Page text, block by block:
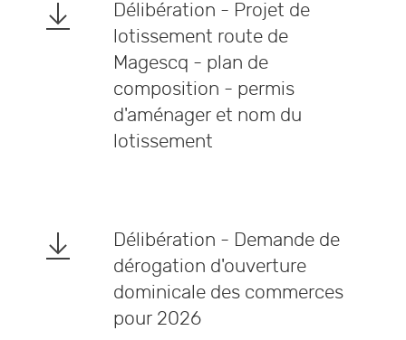
Délibération - Projet de
lotissement route de
Magescq - plan de
composition - permis
d'aménager et nom du
lotissement
Délibération - Demande de
dérogation d'ouverture
dominicale des commerces
pour 2026